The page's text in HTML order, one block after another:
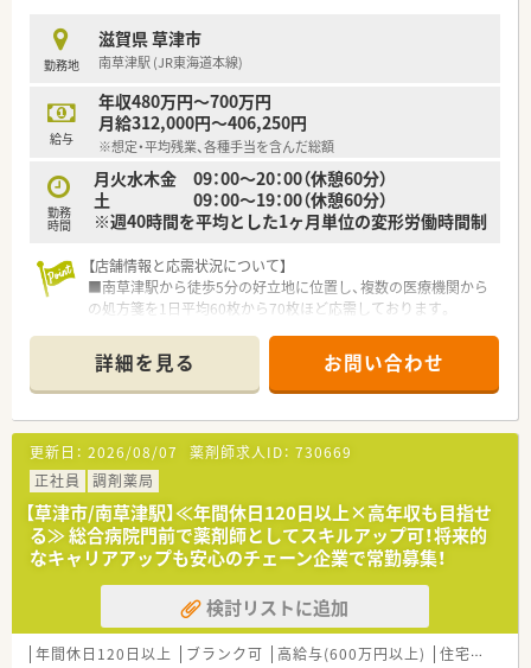
■働く女性を応援したいというコンセプトのため、土日も開局し
ていますが、お休みはしっかりとれる環境です
■18時までの開局です。残業はほとんどないため、プライベート
を充実させたい方にもオススメです
勤務地
滋賀県 草津市
南草津駅 (JR東海道本線)
給与
年収480万円～700万円
月給312,000円～406,250円
※想定・平均残業、各種手当を含んだ総額
勤務
時間
月火水木金 09：00～20：00（休憩60分）
土 09：00～19：00（休憩60分）
※週40時間を平均とした1ヶ月単位の変形労働時間制
【店舗情報と応需状況について】
■南草津駅から徒歩5分の好立地に位置し、複数の医療機関から
の処方箋を1日平均60枚から70枚ほど応需しております。
の健康を支える面対応の調剤併設型店舗として機能しています
■薬剤師や事務スタッフなどの人員体制も安定しており、お互い
にフォローし合いながら円滑に業務を進められる環境が整って
います。
【法人特徴について】
■大手グループの一員として東海や関西に200店舗以上を展開
し、地域住民の健康と美を支えることを企業理念としています。
■処方箋調剤だけでなく在宅サービスや健康セミナーなどの地
域活動にも注力しており、多角的な視点で地域医療に貢献してい
ます。
■多様な店舗形態での出店を続けているため、個々のスキルや経
験に合わせた最適な環境でキャリアを築くことが可能となりま
す。
詳細を見る お問い合わせ
更新日： 2026/08/07 薬剤師求人ID： 730669
正社員
調剤薬局
【草津市/南草津駅】≪年間休日120日以上×高年収も目指せ
る≫ 総合病院門前で薬剤師としてスキルアップ可！将来的
なキャリアアップも安心のチェーン企業で常勤募集！
検討リストに追加
年間休日120日以上 ブランク可 高給与(600万円以上) 住宅補助(手当)あり